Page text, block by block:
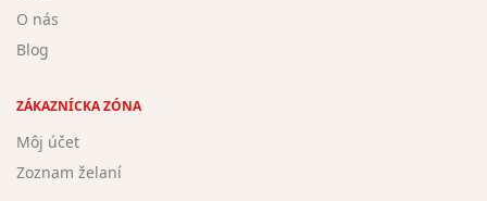
O nás
Blog
ZÁKAZNÍCKA ZÓNA
Môj účet
Zoznam želaní